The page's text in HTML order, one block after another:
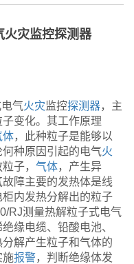
火灾监控探测器
气火灾监控探测器，主
变化。其工作原理
体，此种粒子是能够以
种原因引起的电气火
子， 气体，产生异
障主要的发热体是线
内发热分解出的粒子
RJ测量热解粒子式电气
缘电缆、铅酸电池、
解产生粒子和气体的
施报警，判断绝缘体发